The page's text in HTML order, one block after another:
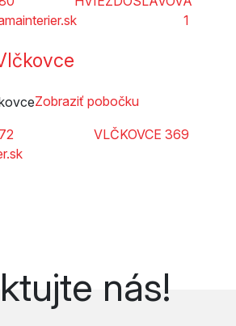
1
Zobraziť pobočku
VLČKOVCE 369
nás!